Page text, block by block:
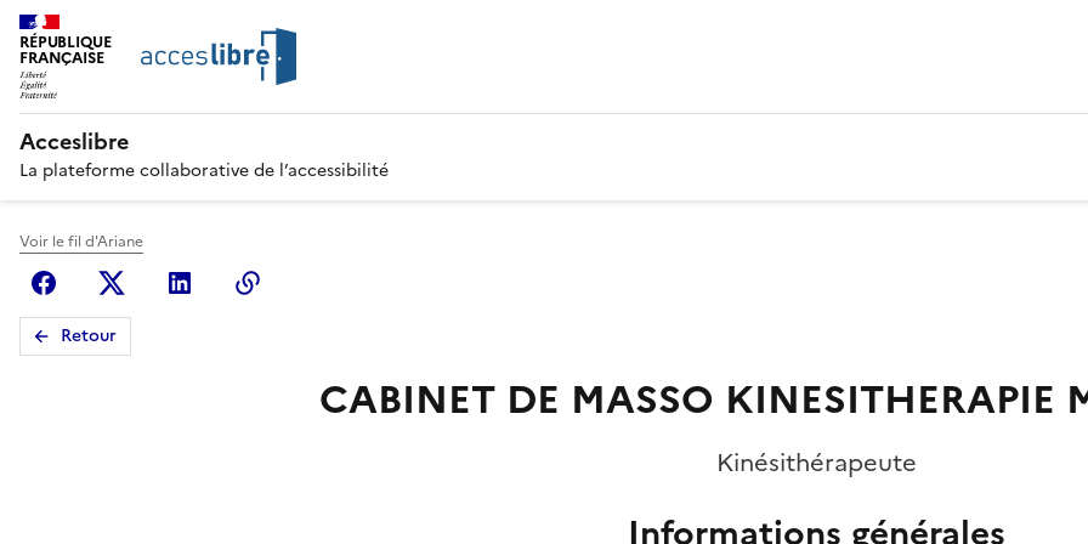
RÉPUBLIQUE
FRANÇAISE
Acceslibre
La plateforme collaborative de l’accessibilité
Voir le fil d'Ariane
FacebookX (anciennement Twitter)
Linkedin
Retour
CABINET DE MASSO KINESITHERAPIE
Kinésithérapeute
Informations générales